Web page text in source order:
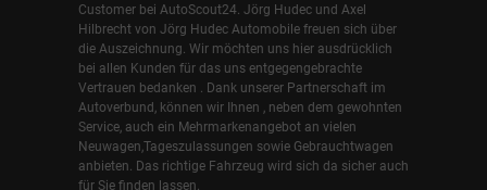
Customer bei AutoScout24. Jörg Hudec und Axel
Hilbrecht von Jörg Hudec Automobile freuen sich über
die Auszeichnung. Wir möchten uns hier ausdrücklich
bei allen Kunden für das uns entgegengebrachte
Vertrauen bedanken . Dank unserer Partnerschaft im
Autoverbund, können wir Ihnen , neben dem gewohnten
Service, auch ein Mehrmarkenangebot an vielen
Neuwagen,Tageszulassungen sowie Gebrauchtwagen
anbieten. Das richtige Fahrzeug wird sich da sicher auch
für Sie finden lassen.